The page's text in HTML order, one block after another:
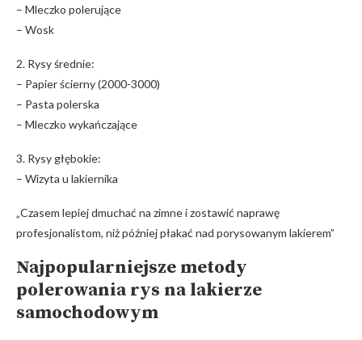
– Mleczko polerujące
– Wosk
2. Rysy średnie:
– ‍Papier ścierny (2000-3000)
– Pasta polerska
– Mleczko wykańczające
3. Rysy ⁤głębokie:
– Wizyta u lakiernika
„Czasem lepiej ⁢dmuchać na zimne ⁣i zostawić naprawę
profesjonalistom, niż później płakać nad ‍porysowanym lakierem”
Najpopularniejsze ‌metody
polerowania rys na lakierze
⁢samochodowym